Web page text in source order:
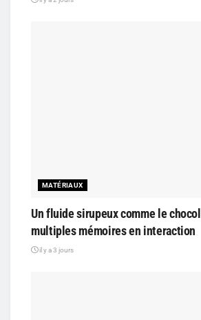
MATÉRIAUX
Un fluide sirupeux comme le
multiples mémoires en interaction
il y a 3 jours